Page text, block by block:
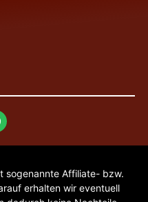
sogenannte Affiliate- bzw.
erhalten wir eventuell